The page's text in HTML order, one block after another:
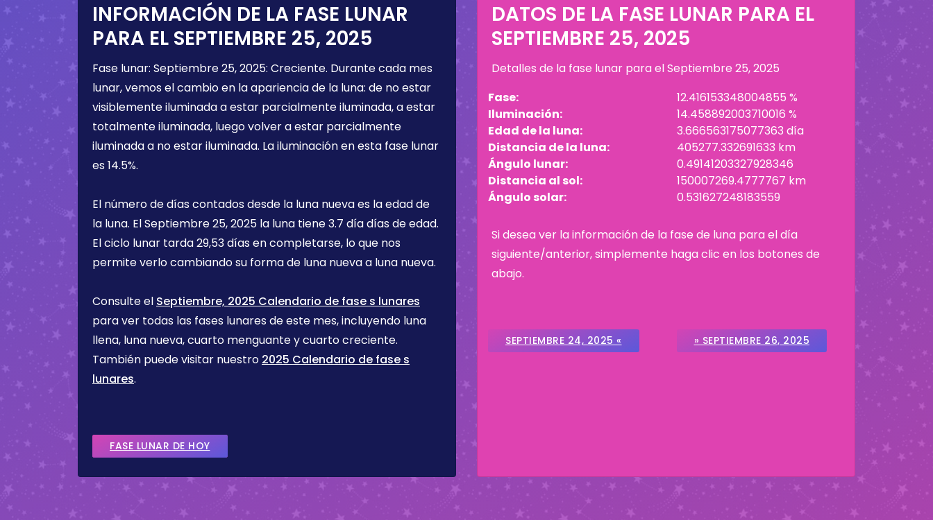
INFORMACIÓN DE LA FASE LUNAR
PARA EL SEPTIEMBRE 25, 2025
Fase lunar: Septiembre 25, 2025: Creciente. Durante cada mes
lunar, vemos el cambio en la apariencia de la luna: de no estar
visiblemente iluminada a estar parcialmente iluminada, a estar
totalmente iluminada, luego volver a estar parcialmente
iluminada a no estar iluminada. La iluminación en esta fase lunar
es 14.5%.
El número de días contados desde la luna nueva es la edad de
la luna. ElSeptiembre 25, 2025 la luna tiene3.7 díadías de edad.
El ciclo lunar tarda 29,53 días en completarse, lo que nos
permite verlo cambiando su forma de luna nueva a luna nueva.
Consulte el Septiembre, 2025 Calendario de fase s lunares
para ver todas las fases lunares de este mes, incluyendo luna
llena, luna nueva, cuarto menguante y cuarto creciente.
También puede visitar nuestro 2025 Calendario de fase s
lunares.
FASE LUNAR DE HOY
DATOS DE LA FASE LUNAR PARA EL
SEPTIEMBRE 25, 2025
Detalles de la fase lunar para elSeptiembre 25, 2025
Fase:
12.416153348004855 %
Iluminación:
14.458892003710016 %
Edad de la luna:
3.666563175077363 día
Distancia de la luna:
405277.332691633 km
Ángulo lunar:
0.49141203327928346
Distancia al sol:
150007269.4777767 km
Ángulo solar:
0.531627248183559
Si desea ver la información de la fase de luna para el día
siguiente/anterior, simplemente haga clic en los botones de
abajo.
SEPTIEMBRE 24, 2025 « » SEPTIEMBRE 26, 2025